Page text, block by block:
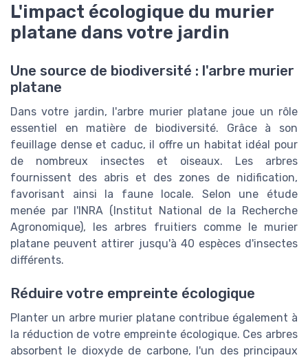
L'impact écologique du murier
platane dans votre jardin
Une source de biodiversité : l'arbre murier
platane
Dans votre jardin, l'arbre murier platane joue un rôle
essentiel en matière de biodiversité. Grâce à son
feuillage dense et caduc, il offre un habitat idéal pour
de nombreux insectes et oiseaux. Les arbres
fournissent des abris et des zones de nidification,
favorisant ainsi la faune locale. Selon une étude
menée par l'INRA (Institut National de la Recherche
Agronomique), les arbres fruitiers comme le murier
platane peuvent attirer jusqu'à 40 espèces d'insectes
différents.
Réduire votre empreinte écologique
Planter un arbre murier platane contribue également à
la réduction de votre empreinte écologique. Ces arbres
absorbent le dioxyde de carbone, l'un des principaux